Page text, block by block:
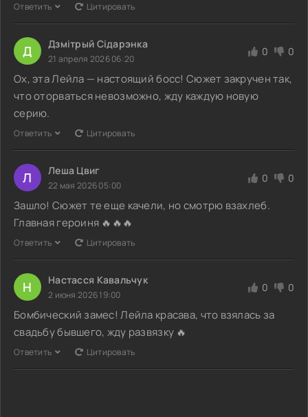
Ответить Цитировать
Д Дзмітрый Сідарэнка
21 апреля 2026 06:20
0 0
Ох, эта Лейла — настоящий босс! Сюжет закручен так,
что оторваться невозможно, жду каждую новую
серию.
Ответить Цитировать
Л Леша Цвиг
22 мая 2026 05:00
0 0
Зашло! Сюжет те еще качели, но смотрю взахлеб.
Главная героиня 🔥🔥🔥
Ответить Цитировать
Н Настасся Кавальчук
2 июня 2026 19:00
0 0
Бомбический замес! Лейла красава, что взялась за
свадьбу бывшего, жду развязку 🔥
Ответить Цитировать